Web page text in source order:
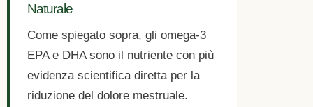
Naturale
Come spiegato sopra, gli omega-3
EPA e DHA sono il nutriente con più
evidenza scientifica diretta per la
riduzione del dolore mestruale.